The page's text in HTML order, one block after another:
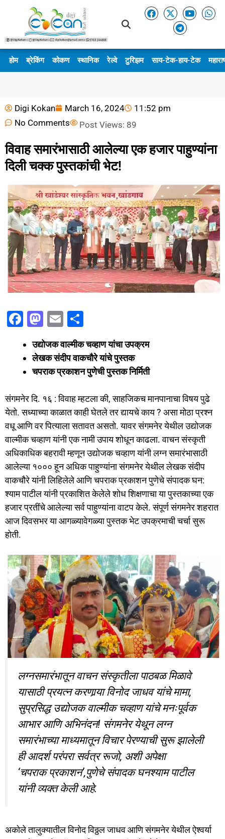
होम ब्रेकिंग कोकण स्थानिक रेल्वे टुरिझम साय-टेक-हाय-टेक
Digi Kokan March 16, 2024
11:52 pm
No Comments
Post Views: 89
विवाह समारंभासाठी आलेल्या एक हजार पाहुण्यांना
दिली चक्क पुस्तकांची भेट!
F
c
e
o
o
k
M
a
st
o
o
n
E
m
ai
l
ar
e
उद्योजक वाल्मीक चव्हाण यांचा उपक्रम
लेखक संदीप वाकचौरे यांचे पुस्तक
चपराक प्रकाशन पुणेची पुस्तक निर्मिती
संगमनेर दि. १६ : विवाह म्हटला की, साहजिकच मानपानाचा विषय पुढे
येतो. सध्याच्या काळात काही घेतले तर द्यायचे काय ? असा मोठा प्रश्न
वधू आणि वर पित्याला सतावत असतो. यावर संगमनेर येथील उद्योजक
वाल्मीक चव्हाण यांनी एक नामी उपाय शोधून काढला. वाचन संस्कृती
अधिकाधिक बहरावी म्हणून उद्योजक चव्हाण यांनी लग्न समारंभासाठी
आलेल्या १००० हून अधिक पाहुण्यांना संगमनेर येथील लेखक संदीप
वाकचौरे यांनी लिहिलेले आणि चपराक प्रकाशन पुणेचे संपादक घन:
श्याम पाटील यांनी प्रकाशित केलेले शोध शिक्षणाचा या पुस्तकाच्या एक
हजार प्रतींचे आलेल्या सर्व पाहुण्यांना वाटप केले. संपूर्ण संगमनेर शहरात
आज दिवसभर या आगळ्यावेगळ्या पुस्तक भेट उपक्रमाची चर्चा सुरू
होती.
लग्नसमारंभातून वाचन संस्कृतीला पाठबळ मिळावे
यासाठी प्रयत्न करणार्‍या विनोद जाधव यांचे मामा,
सुप्रसिद्ध उद्योजक वाल्मीक चव्हाण यांचे मनःपूर्वक
आभार आणि अभिनंदन! संगमनेर येथून लग्न
समारंभाच्या माध्यमातून विचार पेरण्याची सुरू झालेली
ही आदर्श परंपरा सर्वत्र रूजो, अशी अपेक्षा
‘चपराक प्रकाशन’,पुणेचे संपादक घनश्याम पाटील
यांनी व्यक्त केली आहे.
अकोले तालुक्यातील विनोद विठ्ठल जाधव आणि संगमनेर येथील ऐश्वर्या